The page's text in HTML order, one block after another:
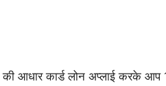
आधार कार्ड लोन अप्लाई करके आप